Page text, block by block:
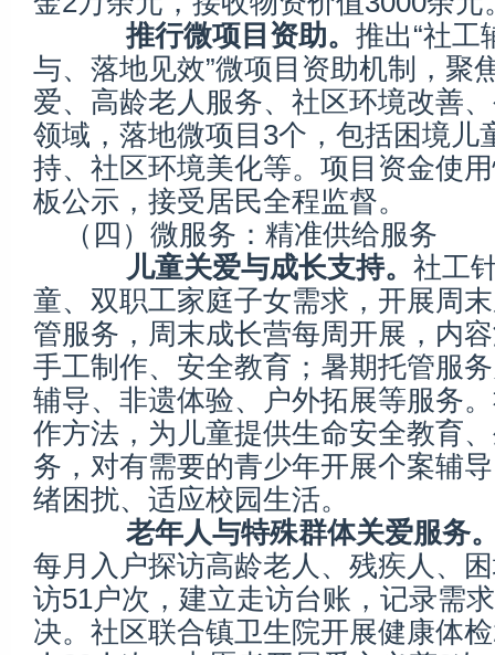
推行微项目资助。 推出“社工
与、落地见效”微项目资助机制，聚
爱、高龄老人服务、社区环境改善
领域，落地微项目3个，包括困境儿
持、社区环境美化等。项目资金使
板公示，接受居民全程监督。
（四）微服务：精准供给服务
儿童关爱与成长支持。 社工
童、双职工家庭子女需求，开展周
管服务，周末成长营每周开展，内
手工制作、安全教育；暑期托管服
辅导、非遗体验、户外拓展等服务
作方法，为儿童提供生命安全教育
务，对有需要的青少年开展个案辅
绪困扰、适应校园生活。
老年人与特殊群体关爱服务
每月入户探访高龄老人、残疾人、
访51户次，建立走访台账，记录需
决。社区联合镇卫生院开展健康体